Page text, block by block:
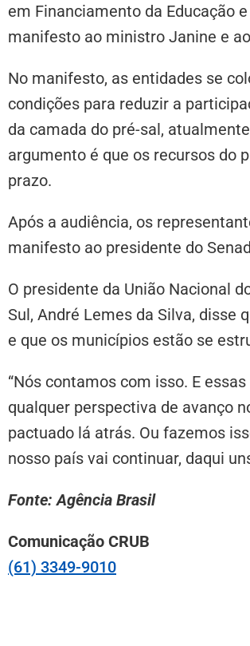
em Financiamento da Educação
manifesto ao ministro Janine e
No manifesto, as entidades se
condições para reduzir a
da camada do pré-sal,
argumento é que os recursos do
prazo.
Após a audiência, os
manifesto ao presidente do
O presidente da União Nacional
Sul, André Lemes da Silva, disse
e que os municípios estão se
“Nós contamos com isso. E
qualquer perspectiva de avanço
pactuado lá atrás. Ou fazemos
nosso país vai continuar, daqui
Fonte: Agência Brasil
Comunicação CRUB
(61) 3349-9010